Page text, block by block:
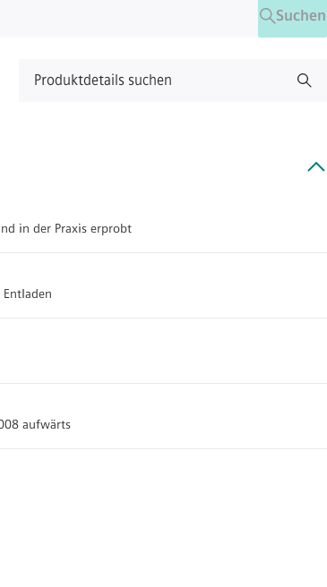
Suchen
Produktdetails suchen
in der Praxis erprobt
aufwärts